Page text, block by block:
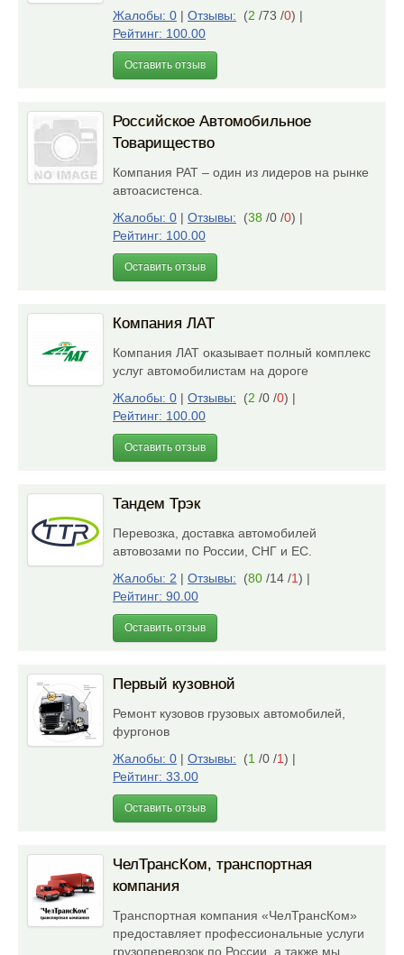
Жалобы: 0 | Отзывы: (2 /73 /0) |
Рейтинг: 100.00
Оставить отзыв
Российское Автомобильное
Товарищество
Компания РАТ – один из лидеров на рынке
автоасистенса.
Жалобы: 0 | Отзывы: (38 /0 /0) |
Рейтинг: 100.00
Оставить отзыв
Компания ЛАТ
Компания ЛАТ оказывает полный комплекс
услуг автомобилистам на дороге
Жалобы: 0 | Отзывы: (2 /0 /0) |
Рейтинг: 100.00
Оставить отзыв
Тандем Трэк
Перевозка, доставка автомобилей
автовозами по России, СНГ и ЕС.
Жалобы: 2 | Отзывы: (80 /14 /1) |
Рейтинг: 90.00
Оставить отзыв
Первый кузовной
Ремонт кузовов грузовых автомобилей,
фургонов
Жалобы: 0 | Отзывы: (1 /0 /1) |
Рейтинг: 33.00
Оставить отзыв
ЧелТрансКом, транспортная
компания
Транспортная компания «ЧелТрансКом»
предоставляет профессиональные услуги
грузоперевозок по России, а также мы